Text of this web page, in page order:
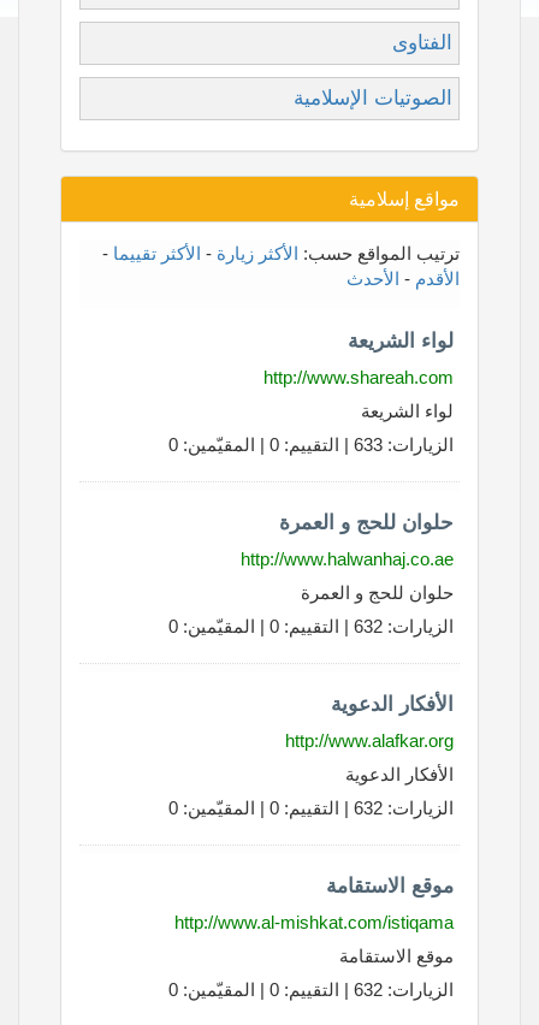
الصوتيات الإسلامية
مواقع إسلامية
ترتيب المواقع حسب: الأكثر زيارة- الأكثر تقييما-
-الأحدث
لواء الشريعة
http://www.shareah.com
لواء الشريعة
الزيارات: 633 | التقييم: 0 | المقيّمين: 0
حلوان للحج و العمرة
http://www.halwanhaj.co.ae
حلوان للحج و العمرة
الزيارات: 632 | التقييم: 0 | المقيّمين: 0
الأفكار الدعوية
http://www.alafkar.org
الأفكار الدعوية
الزيارات: 632 | التقييم: 0 | المقيّمين: 0
موقع الاستقامة
http://www.al-mishkat.com/istiqama
موقع الاستقامة
الزيارات: 632 | التقييم: 0 | المقيّمين: 0